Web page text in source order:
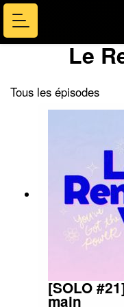
Le
Tous les épisodes
[SOLO
main